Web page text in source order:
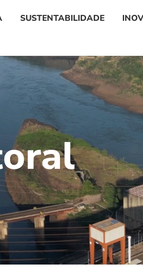
SUSTENTABILIDADE
oral